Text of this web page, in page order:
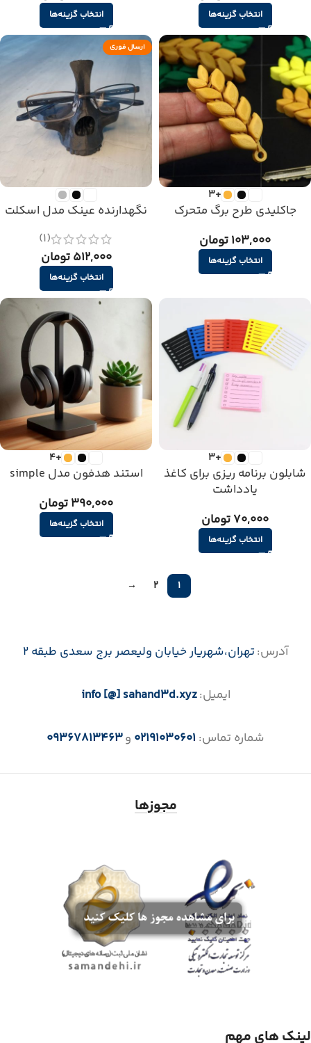
انتخاب گزینه‌ها انتخاب گزینه‌ها
+3
جاکلیدی طرح برگ متحرک
103,000 تومان
انتخاب گزینه‌ها
ارسال فوری
نگهدارنده عینک مدل اسکلت
(1)
512,000 تومان
انتخاب گزینه‌ها
+3
شابلون برنامه ریزی برای کاغذ
یادداشت
70,000 تومان
انتخاب گزینه‌ها
+4
استند هدفون مدل simple
390,000 تومان
انتخاب گزینه‌ها
1
2
→
آدرس:تهران،‌شهریار خیابان ولیعصر برج سعدی طبقه 2
ایمیل:info [@] sahand3d.xyz
شماره تماس: 02191030601 و09367813463
مجوزها
لینک های مهم